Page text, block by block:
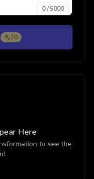
0/5000
20
Here
to see the